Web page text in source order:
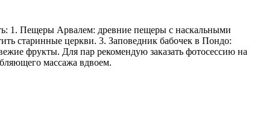
1. Пещеры Арвалем: древние пещеры с наскальными
старинные церкви. 3. Заповедник бабочек в Пондо:
фрукты. Для пар рекомендую заказать фотосессию на
массажа вдвоем.